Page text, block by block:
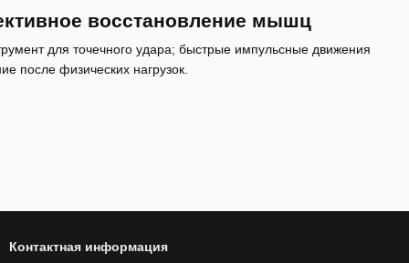
восстановление мышц
для точечного удара; быстрые импульсные движения
после физических нагрузок.
Контактная информация